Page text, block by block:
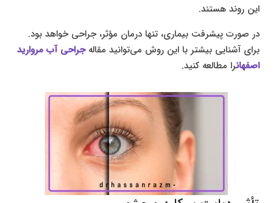
این روند هستند.
در صورت پیشرفت بیماری، تنها درمان مؤثر، جراحی خواهد بود.
برای آشنایی بیشتر با این روش می‌توانید مقالهجراحی آب مروارید
اصفهانرا مطالعه کنید.